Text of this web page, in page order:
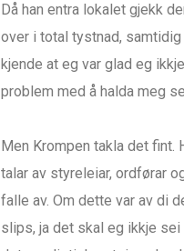
Då han entra lokalet gjekk
over i total tystnad,
kjende at eg var glad eg
problem med å halda meg
Men Krompen takla det fint.
talar av styreleiar, ordførar
falle av. Om dette var av di
slips, ja det skal eg ikkje